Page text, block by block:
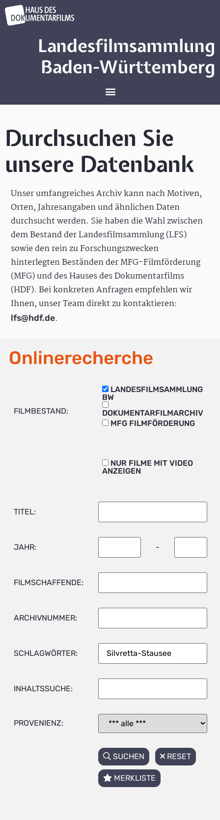
Landesfilmsammlung
Baden-Württemberg
Durchsuchen Sie
unsere Datenbank
Unser umfangreiches Archiv kann nach Motiven,
Orten, Jahresangaben und ähnlichen Daten
durchsucht werden. Sie haben die Wahl zwischen
dem Bestand der Landesfilmsammlung (LFS)
sowie den rein zu Forschungszwecken
hinterlegten Beständen der MFG-Filmförderung
(MFG) und des Hauses des Dokumentarfilms
(HDF). Bei konkreten Anfragen empfehlen wir
Ihnen, unser Team direkt zu kontaktieren:
lfs@hdf.de.
Onlinerecherche
FILMBESTAND:
LANDESFILMSAMMLUNG
BW
DOKUMENTARFILMARCHIV
MFG FILMFÖRDERUNG
NUR FILME MIT VIDEO
ANZEIGEN
TITEL:
JAHR: -
FILMSCHAFFENDE:
ARCHIVNUMMER:
SCHLAGWÖRTER:
INHALTSSUCHE:
PROVENIENZ:
SUCHEN RESET
MERKLISTE